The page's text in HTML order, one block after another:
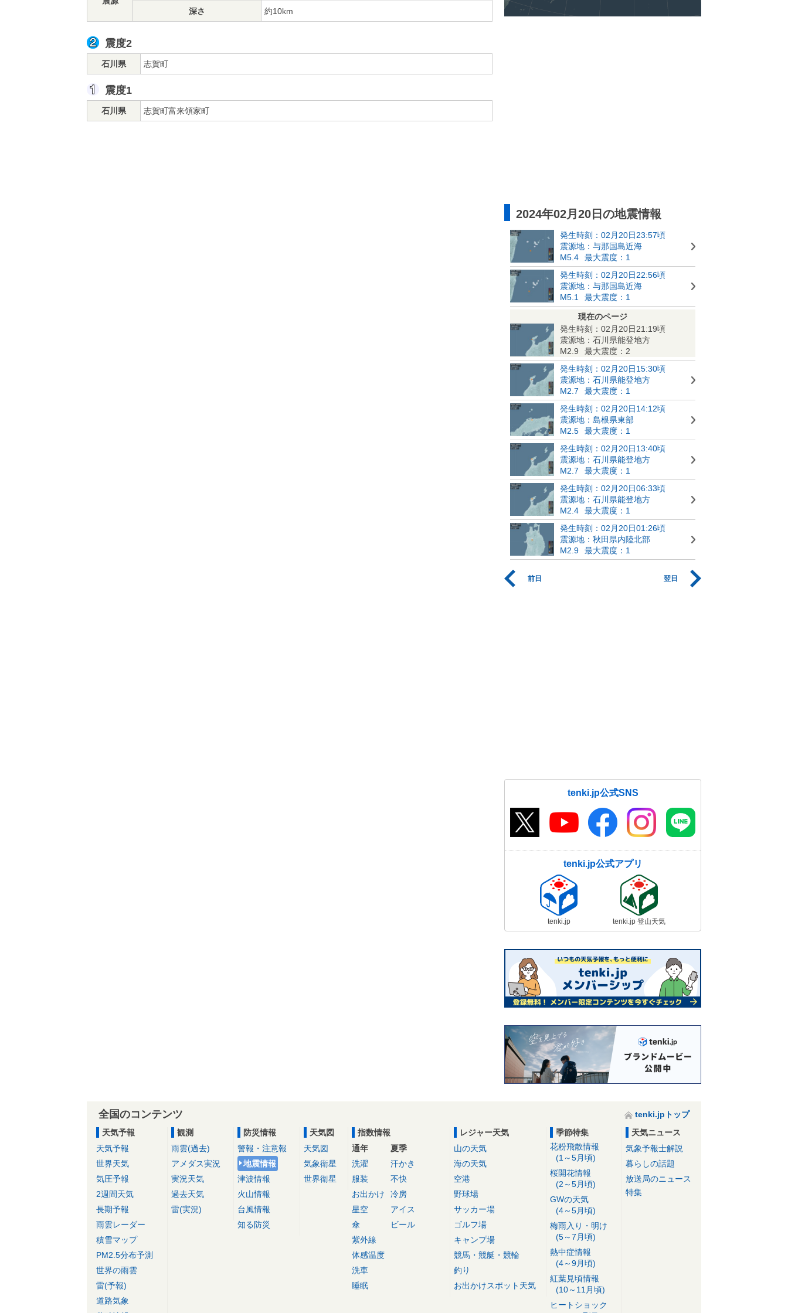
深さ
約10km
震度2
石川県 志賀町
震度1
石川県 志賀町富来領家町
2024年02月20日の地震情報
発生時刻：02月20日23:57頃
震源地：与那国島近海
M5.4
最大震度：1
発生時刻：02月20日22:56頃
震源地：与那国島近海
M5.1
最大震度：1
現在のページ
発生時刻：02月20日21:19頃
震源地：石川県能登地方
M2.9
最大震度：2
発生時刻：02月20日15:30頃
震源地：石川県能登地方
M2.7
最大震度：1
発生時刻：02月20日14:12頃
震源地：島根県東部
M2.5
最大震度：1
発生時刻：02月20日13:40頃
震源地：石川県能登地方
M2.7
最大震度：1
発生時刻：02月20日06:33頃
震源地：石川県能登地方
M2.4
最大震度：1
発生時刻：02月20日01:26頃
震源地：秋田県内陸北部
M2.9
最大震度：1
前日 翌日
tenki.jp公式SNS
tenki.jp公式アプリ
tenki.jp tenki.jp 登山天気
全国のコンテンツ
tenki.jpトップ
天気予報
天気予報
世界天気
気圧予報
2週間天気
長期予報
雨雲レーダー
積雪マップ
PM2.5分布予測
世界の雨雲
雷(予報)
道路気象
観測
雨雲(過去)
アメダス実況
実況天気
過去天気
雷(実況)
防災情報
警報・注意報
地震情報
津波情報
火山情報
台風情報
知る防災
天気図
天気図
気象衛星
世界衛星
指数情報
通年
洗濯
服装
お出かけ
星空
傘
紫外線
体感温度
洗車
睡眠
夏季
汗かき
不快
冷房
アイス
ビール
レジャー天気
山の天気
海の天気
空港
野球場
サッカー場
ゴルフ場
キャンプ場
競馬・競艇・競輪
釣り
お出かけスポット天気
季節特集
花粉飛散情報
(1～5月頃)
桜開花情報
(2～5月頃)
GWの天気
(4～5月頃)
梅雨入り・明け
(5～7月頃)
熱中症情報
(4～9月頃)
紅葉見頃情報
(10～11月頃)
ヒートショック
天気ニュース
気象予報士解説
暮らしの話題
放送局のニュース
特集